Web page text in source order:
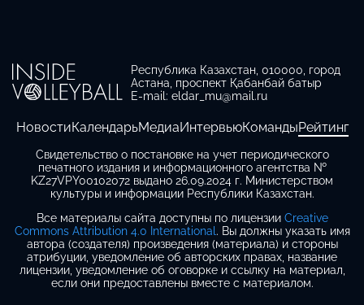
Республика Казахстан, 010000, город
Астана, проспект Қабанбай батыр
E-mail: eldar_mu@mail.ru
НовостиКалендарьМедиаИнтервьюКомандыРейтинг
Свидетельство о постановке на учет периодического
печатного издания и информационного агентства №
KZ27VPY00102072 выдано 26.09.2024 г. Министерством
культуры и информации Республики Казахстан.
Все материалы сайта доступны по лицензии Creative
Commons Attribution 4.0 International . Вы должны указать имя
автора (создателя) произведения (материала) и стороны
атрибуции, уведомление об авторских правах, название
лицензии, уведомление об оговорке и ссылку на материал,
если они предоставлены вместе с материалом.